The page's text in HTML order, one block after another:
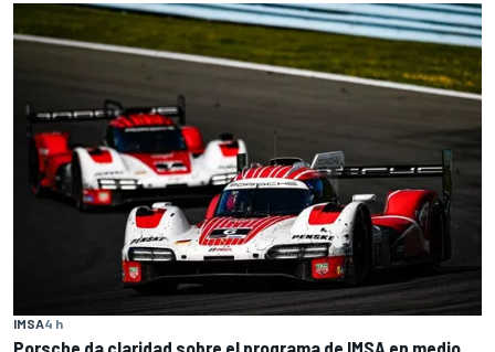
IMSA4 h
Porsche da claridad sobre el programa de IMSA en medio